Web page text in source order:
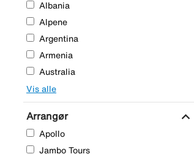
Albania
Alpene
Argentina
Armenia
Australia
Vis alle
Arrangør expand_more
Apollo
Jambo Tours